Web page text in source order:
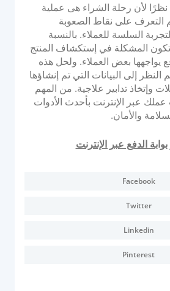
نظرًا لأن رحلة الشراء هى عملية
التعرف على نقاط الصعوبة
السلسة للعملاء. بالنسبة
تكون المشكلة في إستكشاف المنتج
يواجهها بعض العملاء. ولحل هذه
إلى البيانات التي تم إنشاؤها
وإتخاذ تدابير علاجية. من المهم
عبر الإنترنت بأحدث الأدوات
والأمان.
الدفع عبر الإنترنت
Facebook
Twitter
Linkedin
Pinterest